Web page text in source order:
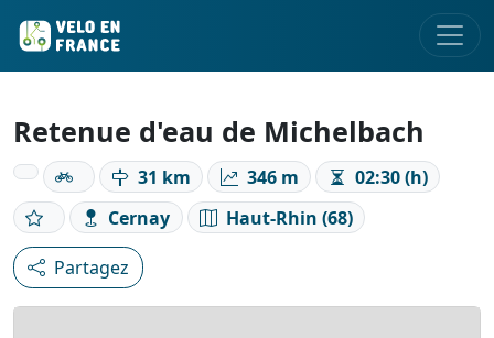
Retenue d'eau de Michelbach
31 km 346 m
02:30 (h)
Cernay
Haut-Rhin (68)
Partagez